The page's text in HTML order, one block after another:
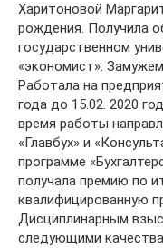
Харитоновой
рождения. Получила
государственном
«экономист».
Работала на
года до 15.02. 2020
время работы
«Главбух» и
программе
получала премию по
квалифицированную
Дисциплинарным
следующими